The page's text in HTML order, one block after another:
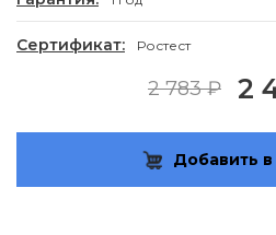
Сертификат: Ростест
2 783 ₽ 2
Добавить